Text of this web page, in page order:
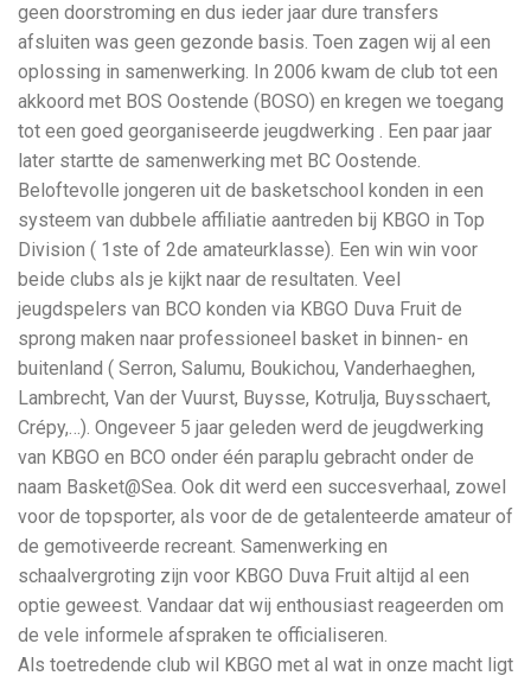
geen doorstroming en dus ieder jaar dure transfers
afsluiten was geen gezonde basis. Toen zagen wij al een
oplossing in samenwerking. In 2006 kwam de club tot een
akkoord met BOS Oostende (BOSO) en kregen we toegang
tot een goed georganiseerde jeugdwerking . Een paar jaar
later startte de samenwerking met BC Oostende.
Beloftevolle jongeren uit de basketschool konden in een
systeem van dubbele affiliatie aantreden bij KBGO in Top
Division ( 1ste of 2de amateurklasse). Een win win voor
beide clubs als je kijkt naar de resultaten. Veel
jeugdspelers van BCO konden via KBGO Duva Fruit de
sprong maken naar professioneel basket in binnen- en
buitenland ( Serron, Salumu, Boukichou, Vanderhaeghen,
Lambrecht, Van der Vuurst, Buysse, Kotrulja, Buysschaert,
Crépy,…). Ongeveer 5 jaar geleden werd de jeugdwerking
van KBGO en BCO onder één paraplu gebracht onder de
naam Basket@Sea. Ook dit werd een succesverhaal, zowel
voor de topsporter, als voor de de getalenteerde amateur of
de gemotiveerde recreant. Samenwerking en
schaalvergroting zijn voor KBGO Duva Fruit altijd al een
optie geweest. Vandaar dat wij enthousiast reageerden om
de vele informele afspraken te officialiseren.
Als toetredende club wil KBGO met al wat in onze macht ligt